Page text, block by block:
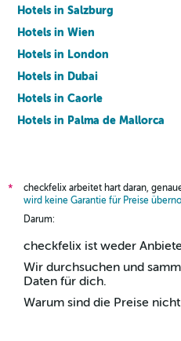
Hotels in Salzburg
Hotels in Wien
Hotels in London
Hotels in Dubai
Hotels in Caorle
Hotels in Palma de Mallorca
*
checkfelix arbeitet hart daran,
wird keine Garantie für Preise
Darum:
checkfelix ist weder
Wir durchsuchen und
Daten für dich.
Warum sind die Preise